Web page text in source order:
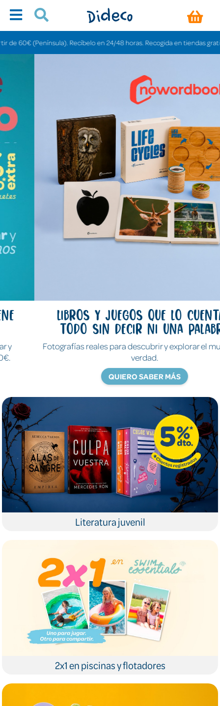
Recíbelo en 24/48 horas. Recogida en tiendas gratis en 3-6 días.
Libros y juegos que lo cuentan
todo sin decir ni una palabra
Fotografías reales para descubrir y explorar el mundo de
QUIERO SABER MÁS
Literatura juvenil
2x1 en piscinas y flotadores